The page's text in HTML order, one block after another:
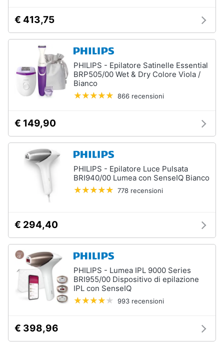
€ 413,75
PHILIPS - Epilatore Satinelle Essential
BRP505/00 Wet & Dry Colore Viola /
Bianco
866 recensioni
€ 149,90
PHILIPS - Epilatore Luce Pulsata
BRI940/00 Lumea con SenseIQ Bianco
778 recensioni
€ 294,40
PHILIPS - Lumea IPL 9000 Series
BRI955/00 Dispositivo di epilazione
IPL con SenseIQ
993 recensioni
€ 398,96